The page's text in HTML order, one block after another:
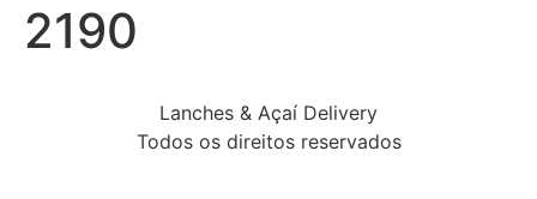
2190
Lanches & Açaí Delivery
Todos os direitos reservados